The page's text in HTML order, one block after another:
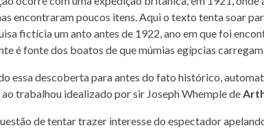
encontraram poucos itens. Aqui o texto tenta soar
fictícia um anto antes de 1922, ano em que foi
é fonte dos boatos de que múmias egípcias
essa descoberta para antes do fato histórico,
trabalhou idealizado por sir Joseph Whemple de
de tentar trazer interesse do espectador